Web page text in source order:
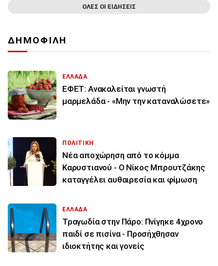
ΟΛΕΣ ΟΙ ΕΙΔΗΣΕΙΣ
ΔΗΜΟΦΙΛΗ
ΕΛΛΑΔΑ
ΕΦΕΤ: Ανακαλείται γνωστή
μαρμελάδα - «Μην την καταναλώσετε»
ΠΟΛΙΤΙΚΗ
Νέα αποχώρηση από το κόμμα
Καρυστιανού - Ο Νίκος Μπρουτζάκης
καταγγέλει αυθαιρεσία και φίμωση
ΕΛΛΑΔΑ
Τραγωδία στην Πάρο: Πνίγηκε 4χρονο
παιδί σε πισίνα - Προσήχθησαν
ιδιοκτήτης και γονείς